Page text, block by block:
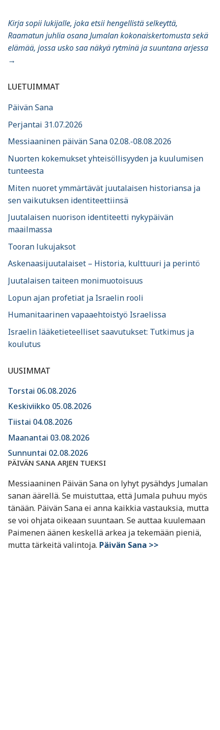
Kirja sopii lukijalle, joka etsii hengellistä selkeyttä,
Raamatun juhlia osana Jumalan kokonaiskertomusta sekä
elämää, jossa usko saa näkyä rytminä ja suuntana arjessa
→
LUETUIMMAT
Päivän Sana
Perjantai 31.07.2026
Messiaaninen päivän Sana 02.08.-08.08.2026
Nuorten kokemukset yhteisöllisyyden ja kuulumisen
tunteesta
Miten nuoret ymmärtävät juutalaisen historiansa ja
sen vaikutuksen identiteettiinsä
Juutalaisen nuorison identiteetti nykypäivän
maailmassa
Tooran lukujaksot
Askenaasijuutalaiset – Historia, kulttuuri ja perintö
Juutalaisen taiteen monimuotoisuus
Lopun ajan profetiat ja Israelin rooli
Humanitaarinen vapaaehtoistyö Israelissa
Israelin lääketieteelliset saavutukset: Tutkimus ja
koulutus
UUSIMMAT
Torstai 06.08.2026
Keskiviikko 05.08.2026
Tiistai 04.08.2026
Maanantai 03.08.2026
Sunnuntai 02.08.2026
PÄIVÄN SANA ARJEN TUEKSI
Messiaaninen Päivän Sana on lyhyt pysähdys Jumalan
sanan äärellä. Se muistuttaa, että Jumala puhuu myös
tänään. Päivän Sana ei anna kaikkia vastauksia, mutta
se voi ohjata oikeaan suuntaan. Se auttaa kuulemaan
Paimenen äänen keskellä arkea ja tekemään pieniä,
mutta tärkeitä valintoja. Päivän Sana >>